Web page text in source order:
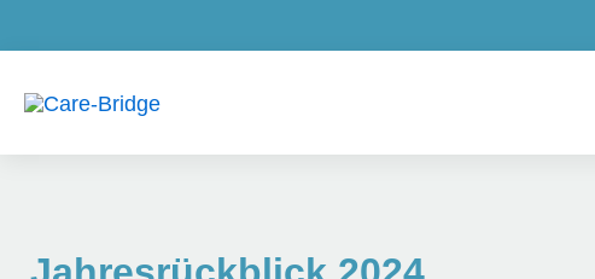
Inhalt
springen